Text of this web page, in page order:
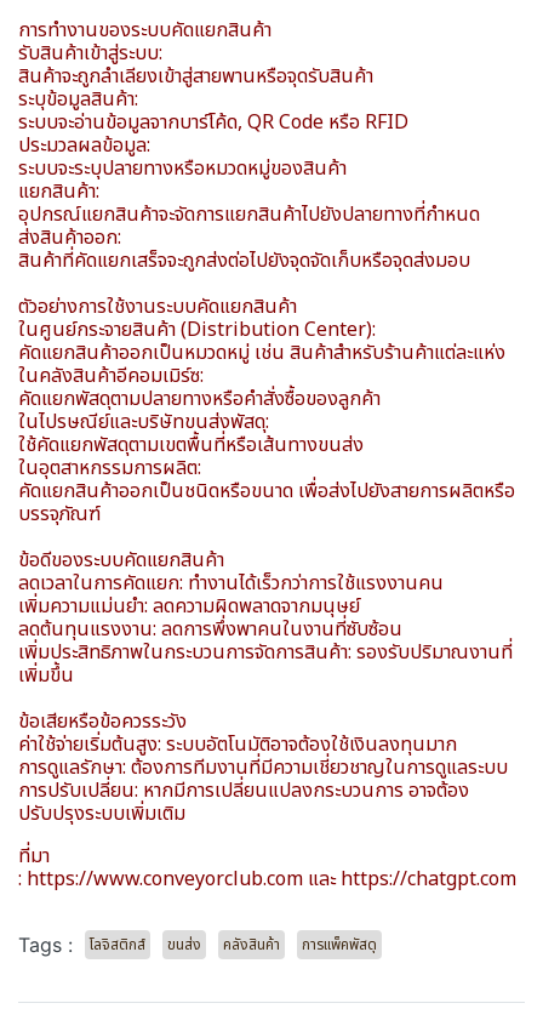
การทำงานของระบบคัดแยกสินค้า
รับสินค้าเข้าสู่ระบบ:
สินค้าจะถูกลำเลียงเข้าสู่สายพานหรือจุดรับสินค้า
ระบุข้อมูลสินค้า:
ระบบจะอ่านข้อมูลจากบาร์โค้ด, QR Code หรือ RFID
ประมวลผลข้อมูล:
ระบบจะระบุปลายทางหรือหมวดหมู่ของสินค้า
แยกสินค้า:
อุปกรณ์แยกสินค้าจะจัดการแยกสินค้าไปยังปลายทางที่กำหนด
ส่งสินค้าออก:
สินค้าที่คัดแยกเสร็จจะถูกส่งต่อไปยังจุดจัดเก็บหรือจุดส่งมอบ
ตัวอย่างการใช้งานระบบคัดแยกสินค้า
ในศูนย์กระจายสินค้า (Distribution Center):
คัดแยกสินค้าออกเป็นหมวดหมู่ เช่น สินค้าสำหรับร้านค้าแต่ละแห่ง
ในคลังสินค้าอีคอมเมิร์ซ:
คัดแยกพัสดุตามปลายทางหรือคำสั่งซื้อของลูกค้า
ในไปรษณีย์และบริษัทขนส่งพัสดุ:
ใช้คัดแยกพัสดุตามเขตพื้นที่หรือเส้นทางขนส่ง
ในอุตสาหกรรมการผลิต:
คัดแยกสินค้าออกเป็นชนิดหรือขนาด เพื่อส่งไปยังสายการผลิตหรือ
บรรจุภัณฑ์
ข้อดีของระบบคัดแยกสินค้า
ลดเวลาในการคัดแยก: ทำงานได้เร็วกว่าการใช้แรงงานคน
เพิ่มความแม่นยำ: ลดความผิดพลาดจากมนุษย์
ลดต้นทุนแรงงาน: ลดการพึ่งพาคนในงานที่ซับซ้อน
เพิ่มประสิทธิภาพในกระบวนการจัดการสินค้า: รองรับปริมาณงานที่
เพิ่มขึ้น
ข้อเสียหรือข้อควรระวัง
ค่าใช้จ่ายเริ่มต้นสูง: ระบบอัตโนมัติอาจต้องใช้เงินลงทุนมาก
การดูแลรักษา: ต้องการทีมงานที่มีความเชี่ยวชาญในการดูแลระบบ
การปรับเปลี่ยน: หากมีการเปลี่ยนแปลงกระบวนการ อาจต้อง
ปรับปรุงระบบเพิ่มเติม
ที่มา
: https://www.conveyorclub.com และ https://chatgpt.com
Tags : โลจิสติกส์ ขนส่ง คลังสินค้า การแพ็คพัสดุ